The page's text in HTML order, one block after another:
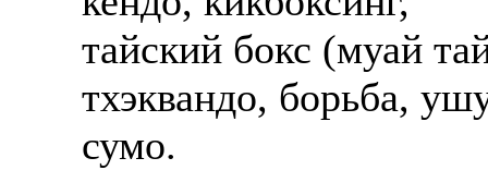
тайский бокс (муай
тхэквандо, борьба,
сумо.